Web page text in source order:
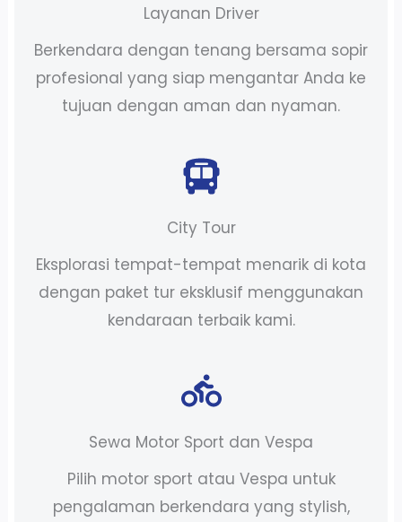
Layanan Driver
Berkendara dengan tenang bersama sopir
profesional yang siap mengantar Anda ke
tujuan dengan aman dan nyaman.
City Tour
Eksplorasi tempat-tempat menarik di kota
dengan paket tur eksklusif menggunakan
kendaraan terbaik kami.
Sewa Motor Sport dan Vespa
Pilih motor sport atau Vespa untuk
pengalaman berkendara yang stylish,